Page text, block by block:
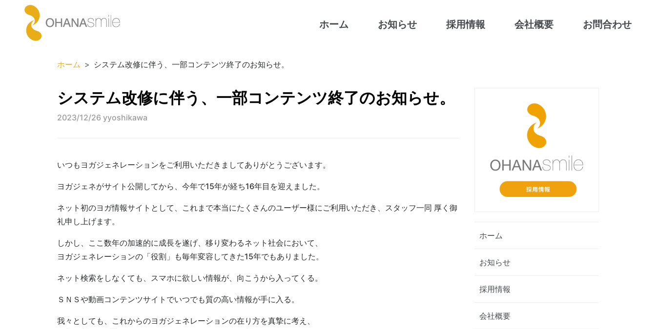
ホーム お知らせ 採用情報 会社概要 お問合わせ
ホーム システム改修に伴う、一部コンテンツ終了のお知らせ。
システム改修に伴う、一部コンテンツ終了のお知らせ。
2023/12/26 yyoshikawa
いつもヨガジェネレーションをご利用いただきましてありがとうございます。
ヨガジェネがサイト公開してから、今年で15年が経ち16年目を迎えました。
ネット初のヨガ情報サイトとして、これまで本当にたくさんのユーザー様にご利用いただき、スタッフ一同 厚く御
礼申し上げます。
しかし、ここ数年の加速的に成長を遂げ、移り変わるネット社会において、
ヨガジェネレーションの「役割」も毎年変容してきた15年でもありました。
ネット検索をしなくても、スマホに欲しい情報が、向こうから入ってくる。
ＳＮＳや動画コンテンツサイトでいつでも質の高い情報が手に入る。
我々としても、これからのヨガジェネレーションの在り方を真摯に考え、
ホーム
お知らせ
採用情報
会社概要